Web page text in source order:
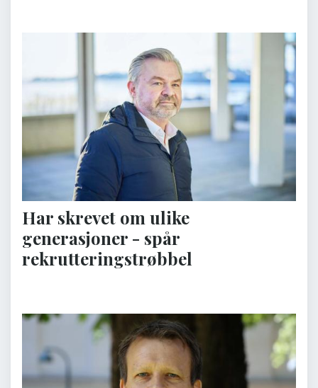
Har skrevet om ulike
generasjoner - spår
rekrutteringstrøbbel